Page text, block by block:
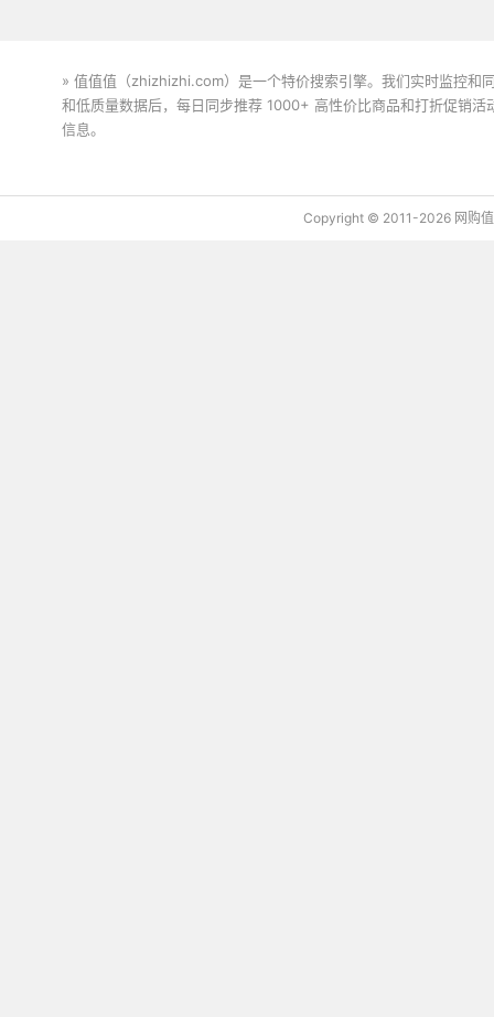
» 值值值（zhizhizhi.com）是一个特价搜索引擎。我们实时监控和
和低质量数据后，每日同步推荐 1000+ 高性价比商品和打折促销
信息。
Copyright © 2011-2026 网购